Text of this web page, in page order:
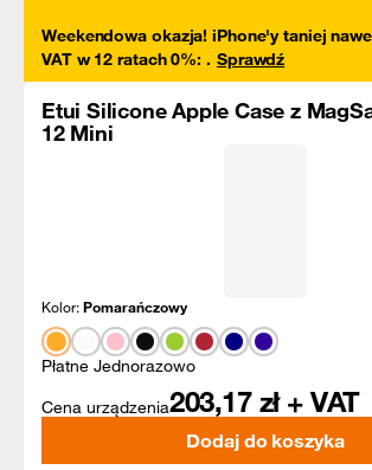
Weekendowa okazja! iPhone'y taniej
VAT w 12 ratach 0%: . Sprawdź
Etui Silicone Apple Case z
12 Mini
Kolor:Pomarańczowy
Płatne Jednorazowo
Cena urządzenia203,17 zł + VAT
Dodaj do koszyka